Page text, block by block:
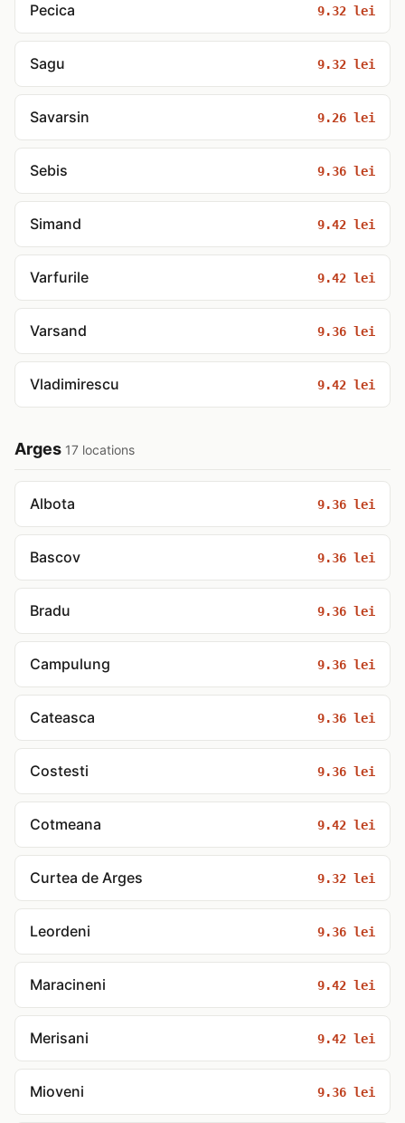
Pecica 9.32 lei
Sagu 9.32 lei
Savarsin 9.26 lei
Sebis 9.36 lei
Simand 9.42 lei
Varfurile 9.42 lei
Varsand 9.36 lei
Vladimirescu 9.42 lei
Arges 17 locations
Albota 9.36 lei
Bascov 9.36 lei
Bradu 9.36 lei
Campulung 9.36 lei
Cateasca 9.36 lei
Costesti 9.36 lei
Cotmeana 9.42 lei
Curtea de Arges 9.32 lei
Leordeni 9.36 lei
Maracineni 9.42 lei
Merisani 9.42 lei
Mioveni 9.36 lei